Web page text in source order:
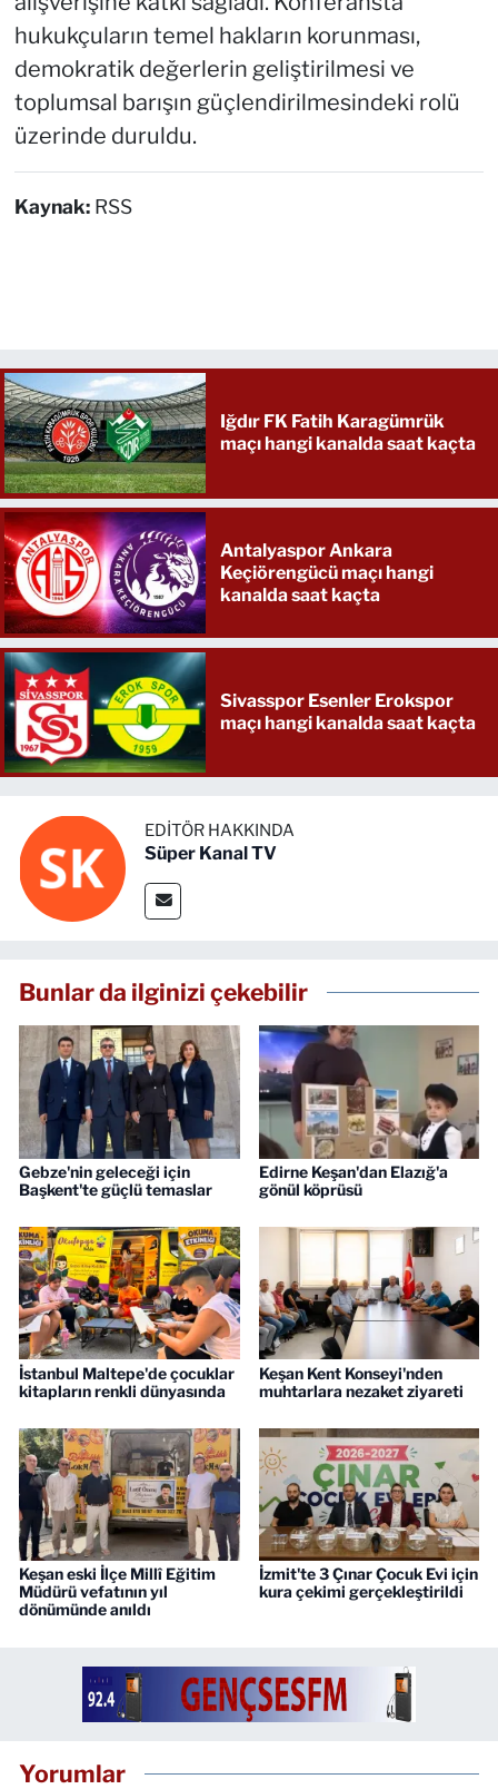
hukukçuların temel hakların korunması,
demokratik değerlerin geliştirilmesi ve
toplumsal barışın güçlendirilmesindeki rolü
üzerinde duruldu.
Kaynak: RSS
Iğdır FK Fatih Karagümrük
maçı hangi kanalda saat kaçta
Antalyaspor Ankara
Keçiörengücü maçı hangi
kanalda saat kaçta
Sivasspor Esenler Erokspor
maçı hangi kanalda saat kaçta
EDITÖR HAKKINDA
Süper Kanal TV
Bunlar da ilginizi çekebilir
Gebze'nin geleceği için
Başkent'te güçlü temaslar
Edirne Keşan'dan Elazığ'a
gönül köprüsü
İstanbul Maltepe'de çocuklar
kitapların renkli dünyasında
Keşan Kent Konseyi'nden
muhtarlara nezaket ziyareti
Keşan eski İlçe Millî Eğitim
Müdürü vefatının yıl
dönümünde anıldı
İzmit'te 3 Çınar Çocuk Evi için
kura çekimi gerçekleştirildi
Yorumlar